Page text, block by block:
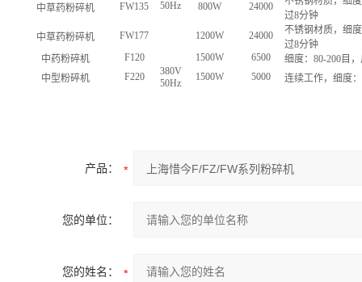
50Hz
中草药粉碎机
FW135 800W 24000
过8分钟
中草药粉碎机
FW177 1200W 24000
不锈钢材质，细度
过8分钟
中药粉碎机
F120 1500W 6500 细度：80-200目
中型粉碎机
F220
380V
50Hz
1500W 5000 连续工作，细度
产品：
您的单位：
您的姓名：